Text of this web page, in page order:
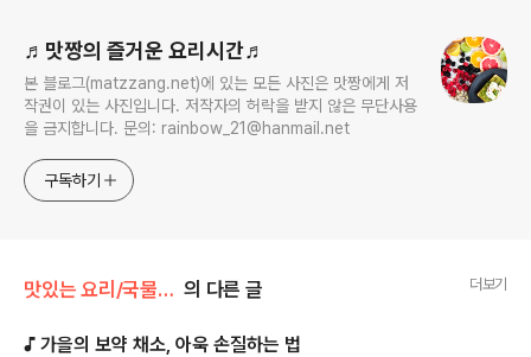
♬맛짱의 즐거운 요리시간♬
본 블로그(matzzang.net)에 있는 모든 사진은 맛짱에게 저
작권이 있는 사진입니다. 저작자의 허락을 받지 않은 무단사용
을 금지합니다. 문의: rainbow_21@hanmail.net
구독하기
맛있는 요리/국물 요리 의 다른 글 더보기
♪ 가을의 보약 채소, 아욱 손질하는 법